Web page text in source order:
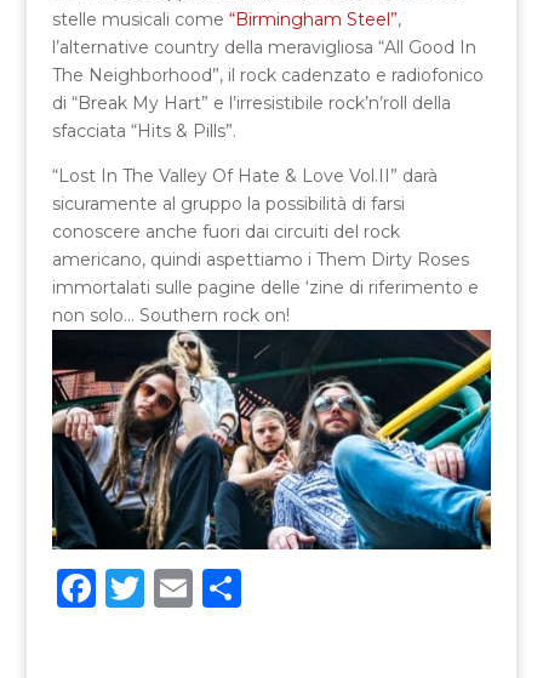
stelle musicali come “Birmingham Steel”,
l’alternative country della meravigliosa “All Good In
The Neighborhood”, il rock cadenzato e radiofonico
di “Break My Hart” e l’irresistibile rock’n’roll della
sfacciata “Hits & Pills”.
“Lost In The Valley Of Hate & Love Vol.II” darà
sicuramente al gruppo la possibilità di farsi
conoscere anche fuori dai circuiti del rock
americano, quindi aspettiamo i Them Dirty Roses
immortalati sulle pagine delle ‘zine di riferimento e
non solo… Southern rock on!
F T E C